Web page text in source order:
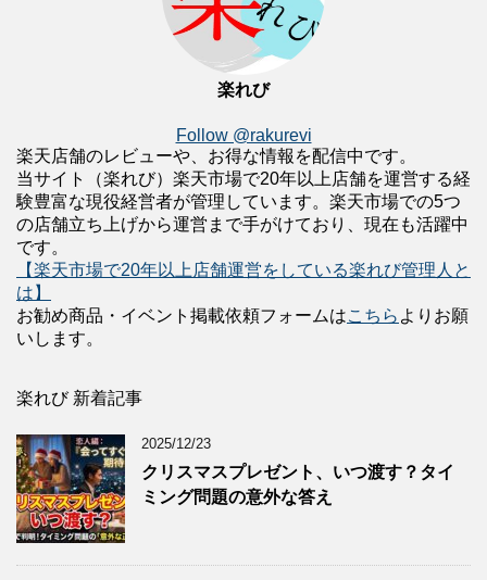
楽れび
Follow @rakurevi
楽天店舗のレビューや、お得な情報を配信中です。
当サイト（楽れび）楽天市場で20年以上店舗を運営する経
験豊富な現役経営者が管理しています。楽天市場での5つ
の店舗立ち上げから運営まで手がけており、現在も活躍中
です。
【楽天市場で20年以上店舗運営をしている楽れび管理人と
は】
お勧め商品・イベント掲載依頼フォームはこちら よりお願
いします。
楽れび 新着記事
2025/12/23
クリスマスプレゼント、いつ渡す？タイ
ミング問題の意外な答え